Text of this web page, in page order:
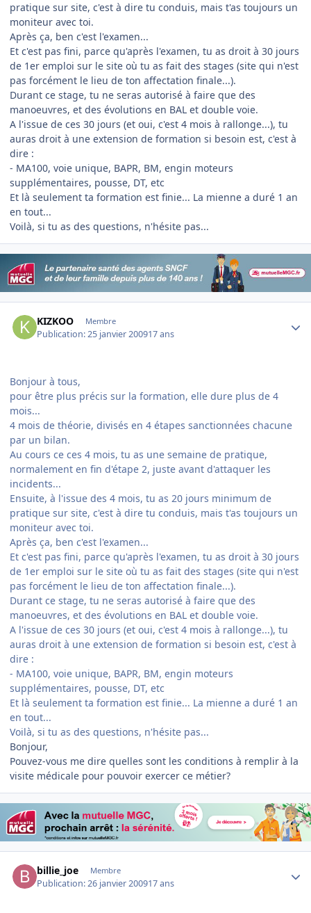
pratique sur site, c'est à dire tu conduis, mais t'as toujours un
moniteur avec toi.
Après ça, ben c'est l'examen...
Et c'est pas fini, parce qu'après l'examen, tu as droit à 30 jours
de 1er emploi sur le site où tu as fait des stages (site qui n'est
pas forcément le lieu de ton affectation finale...).
Durant ce stage, tu ne seras autorisé à faire que des
manoeuvres, et des évolutions en BAL et double voie.
A l'issue de ces 30 jours (et oui, c'est 4 mois à rallonge...), tu
auras droit à une extension de formation si besoin est, c'est à
dire :
- MA100, voie unique, BAPR, BM, engin moteurs
supplémentaires, pousse, DT, etc
Et là seulement ta formation est finie... La mienne a duré 1 an
en tout...
Voilà, si tu as des questions, n'hésite pas...
KIZKOO Membre
Publication:25 janvier 200917 ans
Bonjour à tous,
pour être plus précis sur la formation, elle dure plus de 4
mois...
4 mois de théorie, divisés en 4 étapes sanctionnées chacune
par un bilan.
Au cours ce ces 4 mois, tu as une semaine de pratique,
normalement en fin d'étape 2, juste avant d'attaquer les
incidents...
Ensuite, à l'issue des 4 mois, tu as 20 jours minimum de
pratique sur site, c'est à dire tu conduis, mais t'as toujours un
moniteur avec toi.
Après ça, ben c'est l'examen...
Et c'est pas fini, parce qu'après l'examen, tu as droit à 30 jours
de 1er emploi sur le site où tu as fait des stages (site qui n'est
pas forcément le lieu de ton affectation finale...).
Durant ce stage, tu ne seras autorisé à faire que des
manoeuvres, et des évolutions en BAL et double voie.
A l'issue de ces 30 jours (et oui, c'est 4 mois à rallonge...), tu
auras droit à une extension de formation si besoin est, c'est à
dire :
- MA100, voie unique, BAPR, BM, engin moteurs
supplémentaires, pousse, DT, etc
Et là seulement ta formation est finie... La mienne a duré 1 an
en tout...
Voilà, si tu as des questions, n'hésite pas...
Bonjour,
Pouvez-vous me dire quelles sont les conditions à remplir à la
visite médicale pour pouvoir exercer ce métier?
billie_joe Membre
Publication:26 janvier 200917 ans